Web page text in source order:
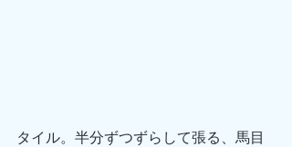
タイル。半分ずつずらして張る、馬目